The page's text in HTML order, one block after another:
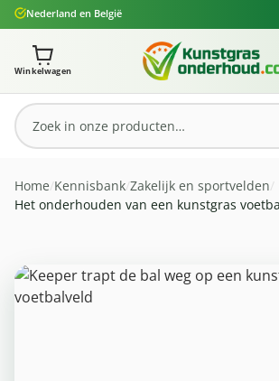
Ga naar de hoofdinhoud
Nederland en België
Je winkelwagen bevat 0
Winkelwagen
Home/Kennisbank/Zakelijk en sportvelden/
Het onderhouden van een kunstgras